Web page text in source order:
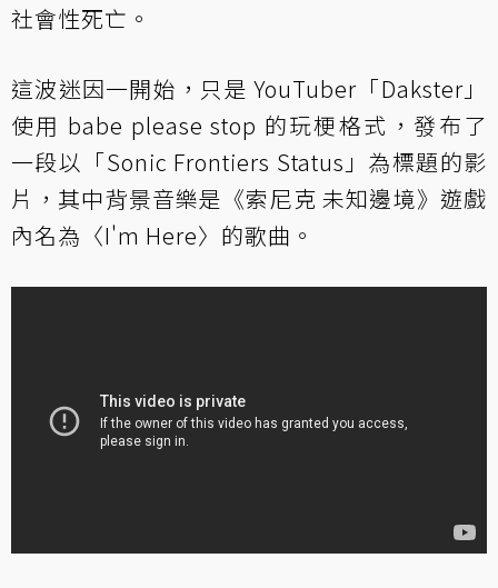
社會性死亡。
這波迷因一開始，只是 YouTuber「Dakster」
使用 babe please stop 的玩梗格式，發布了
一段以「Sonic Frontiers Status」為標題的影
片，其中背景音樂是《索尼克 未知邊境》遊戲
內名為〈I'm Here〉的歌曲。